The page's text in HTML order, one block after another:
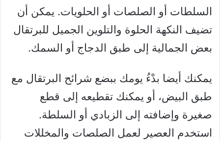
السلطات أو الصلصات أو الحلويات. يمكن أن
تضيف النكهة الحلوة والتلوين الجميل للبرتقال
بعض الجمالية إلى طبق الدجاج أو السمك.
يمكنك أيضا بدْءُ يومك ببضع شرائح البرتقال مع
طبق البيض، أو يمكنك تقطيعه إلى قطع
صغيرة وإضافته إلى الزبادي أو السلطة.
استخدم العصير لعمل الصلصات والمخللات